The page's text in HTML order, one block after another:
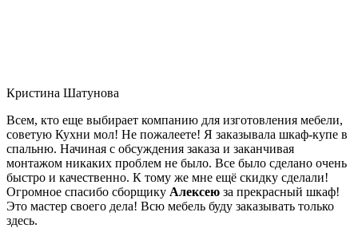
Кристина Шатунова
Всем, кто еще выбирает компанию для изготовления мебели,
советую Кухни мол! Не пожалеете! Я заказывала шкаф-купе в
спальню. Начиная с обсуждения заказа и заканчивая
монтажом никаких проблем не было. Все было сделано очень
быстро и качественно. К тому же мне ещё скидку сделали!
Огромное спасибо сборщику Алексею за прекрасный шкаф!
Это мастер своего дела! Всю мебель буду заказывать только
здесь.